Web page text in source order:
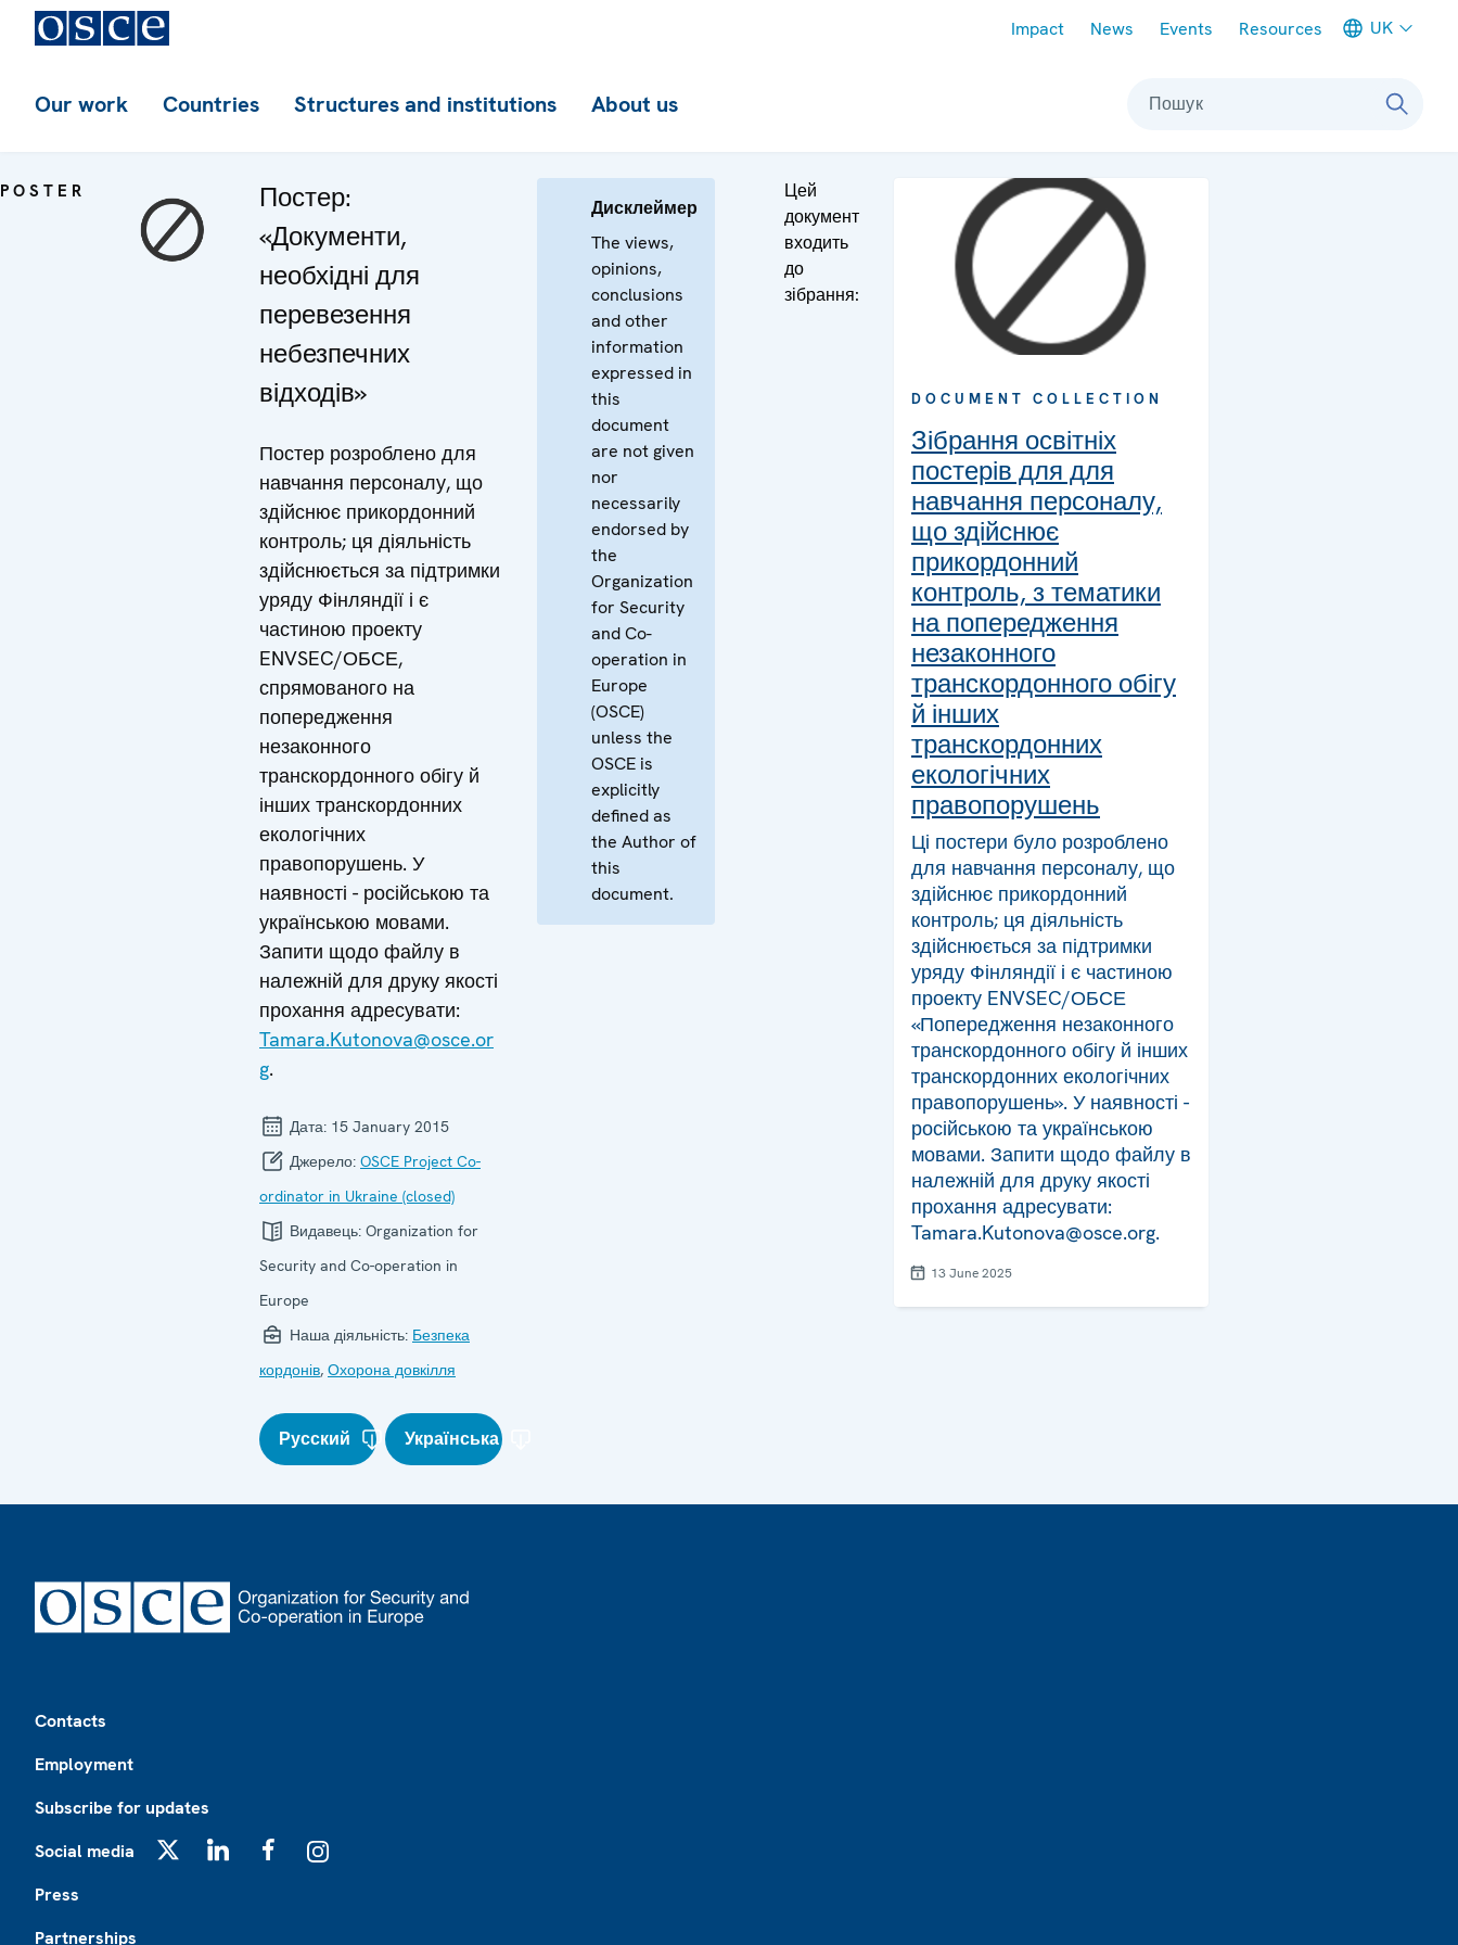
Impact News Events Resources UK
Our work Countries Structures and institutions About us Пошук
POSTER
Постер:
«Документи,
необхідні для
перевезення
небезпечних
відходів»
Постер розроблено для
навчання персоналу, що
здійснює прикордонний
контроль; ця діяльність
здійснюється за підтримки
уряду Фінляндії і є
частиною проекту
ENVSEC/ОБСЕ,
спрямованого на
попередження
незаконного
транскордонного обігу й
інших транскордонних
екологічних
правопорушень. У
наявності - російською та
українською мовами.
Запити щодо файлу в
належній для друку якості
прохання адресувати:
Tamara.Kutonova@osce.or
g.
Дата: 15 January 2015
Джерело: OSCE Project Co-
ordinator in Ukraine (closed)
Видавець: Organization for
Security and Co-operation in
Europe
Наша діяльність: Безпека
кордонів, Охорона довкілля
Русский Українська
Дисклеймер
The views,
opinions,
conclusions
and other
information
expressed in
this
document
are not given
nor
necessarily
endorsed by
the
Organization
for Security
and Co-
operation in
Europe
(OSCE)
unless the
OSCE is
explicitly
defined as
the Author of
this
document.
Цей
документ
входить
до
зібрання:
DOCUMENT COLLECTION
Зібрання освітніх
постерів для для
навчання персоналу,
що здійснює
прикордонний
контроль, з тематики
на попередження
незаконного
транскордонного обігу
й інших
транскордонних
екологічних
правопорушень
Ці постери було розроблено
для навчання персоналу, що
здійснює прикордонний
контроль; ця діяльність
здійснюється за підтримки
уряду Фінляндії і є частиною
проекту ENVSEC/ОБСЕ
«Попередження незаконного
транскордонного обігу й інших
транскордонних екологічних
правопорушень». У наявності -
російською та українською
мовами. Запити щодо файлу в
належній для друку якості
прохання адресувати:
Tamara.Kutonova@osce.org.
13 June 2025
Contacts
Employment
Subscribe for updates
Social media
Press
Partnerships